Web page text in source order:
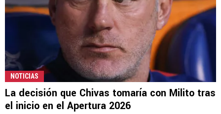
NOTICIAS
La decisión que Chivas tomaría con Milito tras
el inicio en el Apertura 2026